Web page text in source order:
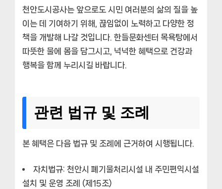
천안도시공사는 앞으로도 시민 여러분의 삶의 질을 높
이는 데 기여하기 위해, 끊임없이 노력하고 다양한 정
책을 개발해 나갈 것입니다. 한들문화센터 목욕탕에서
따뜻한 물에 몸을 담그시고, 넉넉한 혜택으로 건강과
행복을 함께 누리시길 바랍니다.
관련 법규 및 조례
본 혜택은 다음 법규 및 조례에 근거하여 시행됩니다.
자치법규: 천안시 폐기물처리시설 내 주민편익시설
설치 및 운영 조례 (제15조)